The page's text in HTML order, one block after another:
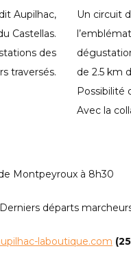
Aupilhac,
Castellas.
des
traversés.
Un circuit
de 2.5 km
Possibilité
Avec la
Montpeyroux à 8h30
départs
laboutique.com